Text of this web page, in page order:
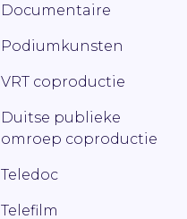
Documentaire
Podiumkunsten
VRT coproductie
Duitse publieke
omroep coproductie
Teledoc
Telefilm